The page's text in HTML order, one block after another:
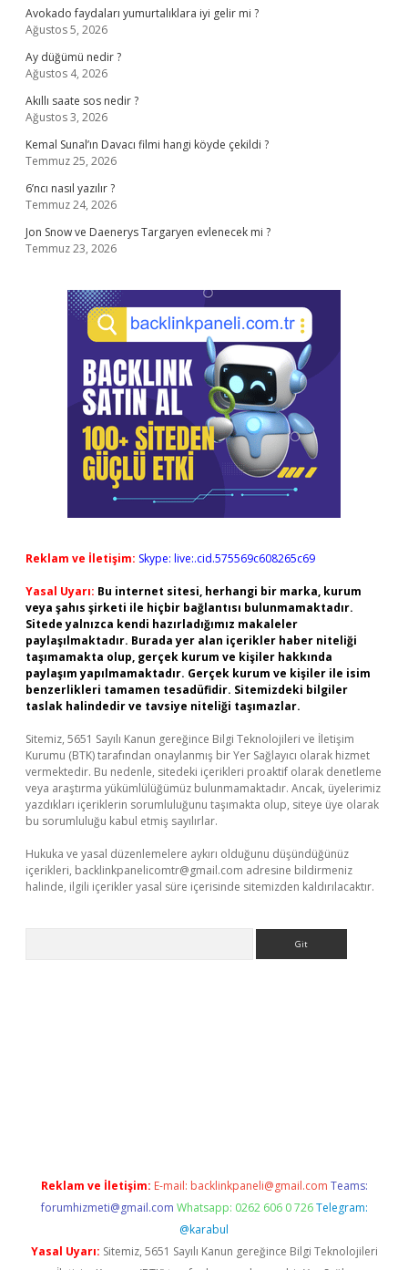
Avokado faydaları yumurtalıklara iyi gelir mi ?
Ağustos 5, 2026
Ay düğümü nedir ?
Ağustos 4, 2026
Akıllı saate sos nedir ?
Ağustos 3, 2026
Kemal Sunal’ın Davacı filmi hangi köyde çekildi ?
Temmuz 25, 2026
6’ncı nasıl yazılır ?
Temmuz 24, 2026
Jon Snow ve Daenerys Targaryen evlenecek mi ?
Temmuz 23, 2026
Reklam ve İletişim: Skype: live:.cid.575569c608265c69
Yasal Uyarı: Bu internet sitesi, herhangi bir marka, kurum
veya şahıs şirketi ile hiçbir bağlantısı bulunmamaktadır.
Sitede yalnızca kendi hazırladığımız makaleler
paylaşılmaktadır. Burada yer alan içerikler haber niteliği
taşımamakta olup, gerçek kurum ve kişiler hakkında
paylaşım yapılmamaktadır. Gerçek kurum ve kişiler ile isim
benzerlikleri tamamen tesadüfidir. Sitemizdeki bilgiler
taslak halindedir ve tavsiye niteliği taşımazlar.
Sitemiz, 5651 Sayılı Kanun gereğince Bilgi Teknolojileri ve İletişim
Kurumu (BTK) tarafından onaylanmış bir Yer Sağlayıcı olarak hizmet
vermektedir. Bu nedenle, sitedeki içerikleri proaktif olarak denetleme
veya araştırma yükümlülüğümüz bulunmamaktadır. Ancak, üyelerimiz
yazdıkları içeriklerin sorumluluğunu taşımakta olup, siteye üye olarak
bu sorumluluğu kabul etmiş sayılırlar.
Hukuka ve yasal düzenlemelere aykırı olduğunu düşündüğünüz
içerikleri, backlinkpanelicomtr@gmail.com adresine bildirmeniz
halinde, ilgili içerikler yasal süre içerisinde sitemizden kaldırılacaktır.
Reklam ve İletişim: E-mail: backlinkpaneli@gmail.com Teams:
forumhizmeti@gmail.com Whatsapp: 0262 606 0 726 Telegram:
@karabul
Yasal Uyarı: Sitemiz, 5651 Sayılı Kanun gereğince Bilgi Teknolojileri